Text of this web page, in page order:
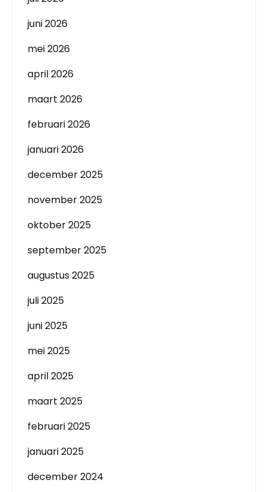
juni 2026
mei 2026
april 2026
maart 2026
februari 2026
januari 2026
december 2025
november 2025
oktober 2025
september 2025
augustus 2025
juli 2025
juni 2025
mei 2025
april 2025
maart 2025
februari 2025
januari 2025
december 2024